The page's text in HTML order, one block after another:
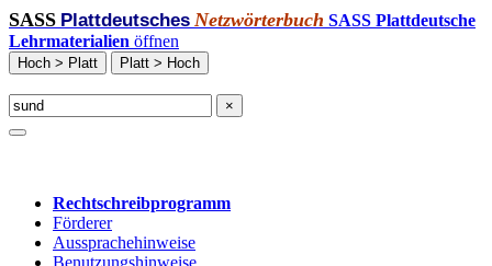
SASS Plattdeutsches Netzwörterbuch SASS Plattdeutsche
Lehrmaterialien öffnen
Hoch > Platt Platt > Hoch
×
Rechtschreibprogramm
Förderer
Aussprachehinweise
Benutzungshinweise